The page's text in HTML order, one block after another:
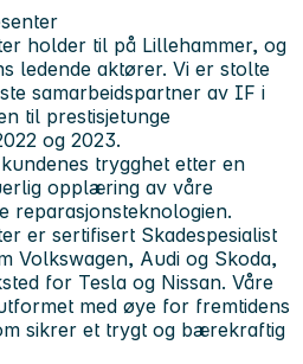
holder til på Lillehammer, og
ledende aktører. Vi er stolte
samarbeidspartner av IF i
til prestisjetunge
og 2023.
trygghet etter en
opplæring av våre
reparasjonsteknologien.
er sertifisert Skadespesialist
Volkswagen, Audi og Skoda,
for Tesla og Nissan. Våre
med øye for fremtidens
sikrer et trygt og bærekraftig